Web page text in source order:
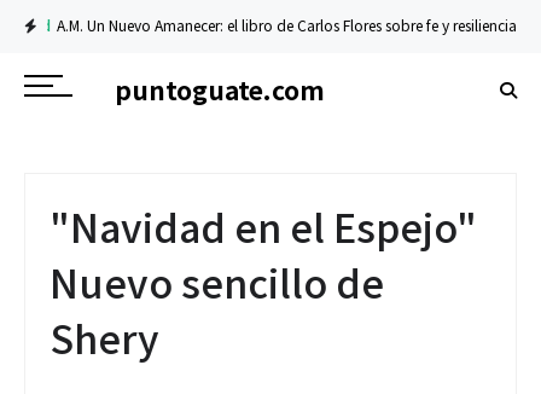
Un Nuevo Amanecer: el libro de Carlos Flores sobre fe y resiliencia
puntoguate.com
"Navidad en el Espejo"
Nuevo sencillo de
Shery